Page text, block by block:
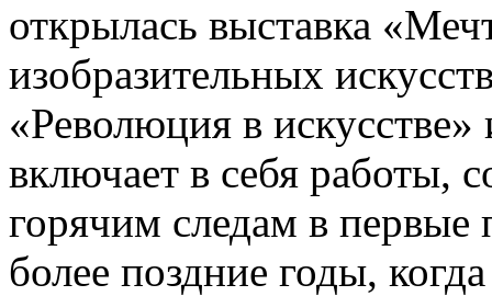
открылась выставка
изобразительных
«Революция в
включает в себя работы,
горячим следам в
более поздние годы,